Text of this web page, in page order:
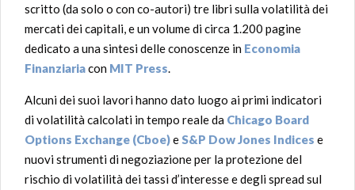
scritto (da solo o con co-autori) tre libri sulla volatilità dei
mercati dei capitali, e un volume di circa 1.200 pagine
dedicato a una sintesi delle conoscenze in Economia
Finanziariacon MIT Press
Alcuni dei suoi lavori hanno dato luogo ai primi indicatori
di volatilità calcolati in tempo reale da Chicago Board
Options Exchange (Cboe)e S&P Dow Jones Indices e
nuovi strumenti di negoziazione per la protezione del
rischio di volatilità dei tassi d’interesse e degli spread sul